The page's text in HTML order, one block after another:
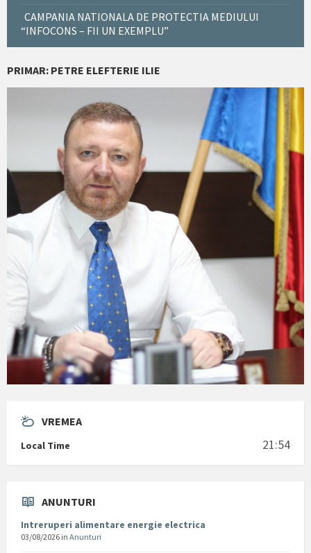
CAMPANIA NATIONALA DE PROTECTIA MEDIULUI
“INFOCONS – FII UN EXEMPLU”
PRIMAR: PETRE ELEFTERIE ILIE
VREMEA
Local Time 21:54
ANUNTURI
Intreruperi alimentare energie electrica
03/08/2026 in Anunturi